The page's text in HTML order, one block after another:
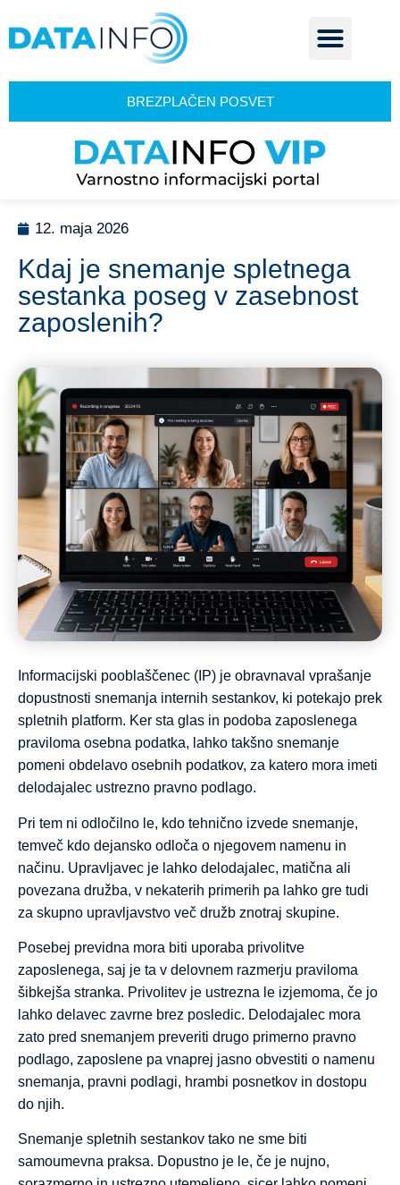
BREZPLAČEN POSVET
12. maja 2026
Kdaj je snemanje spletnega
sestanka poseg v zasebnost
zaposlenih?
Informacijski pooblaščenec (IP) je obravnaval vprašanje
dopustnosti snemanja internih sestankov, ki potekajo prek
spletnih platform. Ker sta glas in podoba zaposlenega
praviloma osebna podatka, lahko takšno snemanje
pomeni obdelavo osebnih podatkov, za katero mora imeti
delodajalec ustrezno pravno podlago.
Pri tem ni odločilno le, kdo tehnično izvede snemanje,
temveč kdo dejansko odloča o njegovem namenu in
načinu. Upravljavec je lahko delodajalec, matična ali
povezana družba, v nekaterih primerih pa lahko gre tudi
za skupno upravljavstvo več družb znotraj skupine.
Posebej previdna mora biti uporaba privolitve
zaposlenega, saj je ta v delovnem razmerju praviloma
šibkejša stranka. Privolitev je ustrezna le izjemoma, če jo
lahko delavec zavrne brez posledic. Delodajalec mora
zato pred snemanjem preveriti drugo primerno pravno
podlago, zaposlene pa vnaprej jasno obvestiti o namenu
snemanja, pravni podlagi, hrambi posnetkov in dostopu
do njih.
Snemanje spletnih sestankov tako ne sme biti
samoumevna praksa. Dopustno je le, če je nujno,